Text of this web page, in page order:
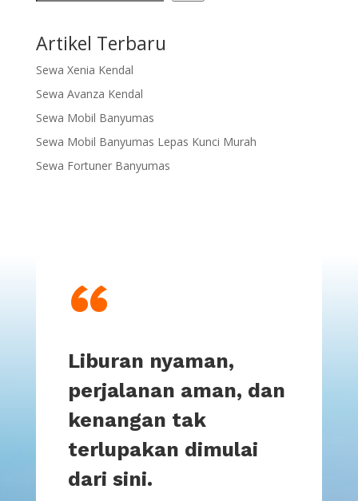
Artikel Terbaru
Sewa Xenia Kendal
Sewa Avanza Kendal
Sewa Mobil Banyumas
Sewa Mobil Banyumas Lepas Kunci Murah
Sewa Fortuner Banyumas
“
Liburan nyaman,
perjalanan aman, dan
kenangan tak
terlupakan dimulai
dari sini.